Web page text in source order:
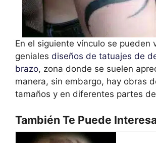
En el siguiente vínculo se pueden
geniales diseños de tatuajes de
brazo, zona donde se suelen
manera, sin embargo, hay obras
tamaños y en diferentes partes
También Te Puede